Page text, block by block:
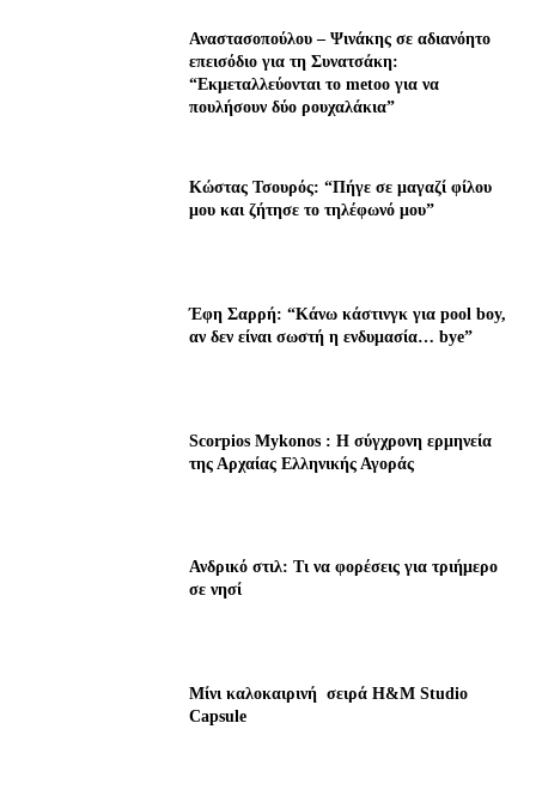
Αναστασοπούλου – Ψινάκης σε αδιανόητο
επεισόδιο για τη Συνατσάκη:
“Εκμεταλλεύονται το metoo για να
πουλήσουν δύο ρουχαλάκια”
Κώστας Τσουρός: “Πήγε σε μαγαζί φίλου
μου και ζήτησε το τηλέφωνό μου”
Έφη Σαρρή: “Κάνω κάστινγκ για pool boy,
αν δεν είναι σωστή η ενδυμασία… bye”
Scorpios Mykonos : Η σύγχρονη ερμηνεία
της Αρχαίας Ελληνικής Αγοράς
Ανδρικό στιλ: Τι να φορέσεις για τριήμερο
σε νησί
Μίνι καλοκαιρινή σειρά H&M Studio
Capsule